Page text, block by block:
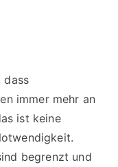
dass
immer mehr an
ist keine
begrenzt und